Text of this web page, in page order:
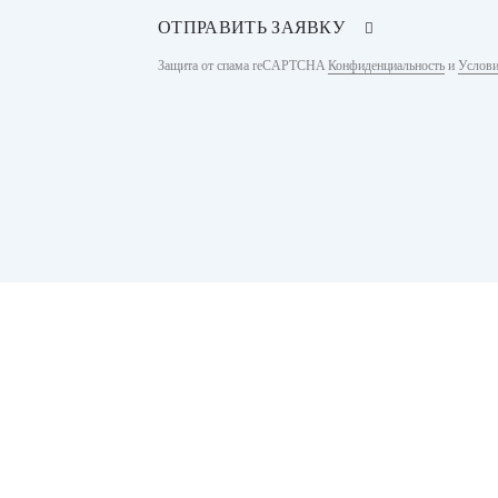
ОТПРАВИТЬ ЗАЯВКУ
Защита от спама reCAPTCHAКонфиденциальность и